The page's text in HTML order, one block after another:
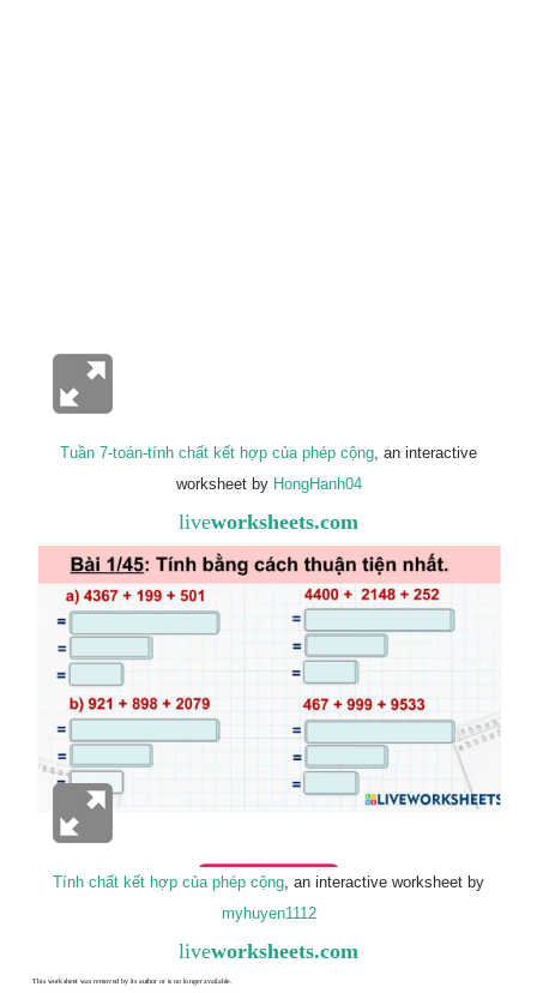
Tuần 7-toán-tính chất kết hợp của phép cộng, an interactive
worksheet by HongHanh04
liveworksheets.com
Tính chất kết hợp của phép cộng, an interactive worksheet by
myhuyen1112
liveworksheets.com